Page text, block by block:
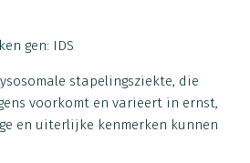
gen: IDS
stapelingsziekte, die
voorkomt en varieert in ernst,
en uiterlijke kenmerken kunnen